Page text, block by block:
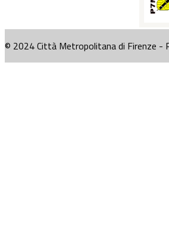
© 2024 Città Metropolitana di Firenze -